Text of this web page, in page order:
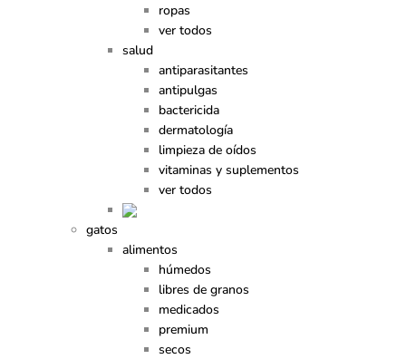
ropas
ver todos
salud
antiparasitantes
antipulgas
bactericida
dermatología
limpieza de oídos
vitaminas y suplementos
ver todos
gatos
alimentos
húmedos
libres de granos
medicados
premium
secos